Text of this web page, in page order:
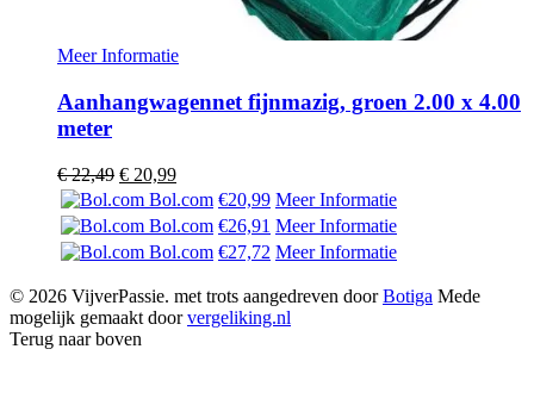
Meer Informatie
Aanhangwagennet fijnmazig, groen 2.00 x 4.00
meter
€22,49 Oorspronkelijke
prijs
was:
€ 22,49.
€ 20,99Huidige
prijs
€ 20,99.
Bol.com €20,99 Meer Informatie
Bol.com €26,91 Meer Informatie
Bol.com €27,72 Meer Informatie
© 2026 VijverPassie. met trots aangedreven doorBotiga Mede
mogelijk gemaakt doorvergeliking.nl
Terug naar boven